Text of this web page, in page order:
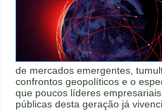
de mercados emergentes,
confrontos geopolíticos e o
que poucos líderes
públicas desta geração já